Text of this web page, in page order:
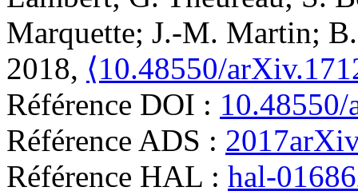
Marquette; J.-M. Martin;
2018, ⟨10.48550/
Référence DOI :
Référence ADS :
Référence HAL : hal-